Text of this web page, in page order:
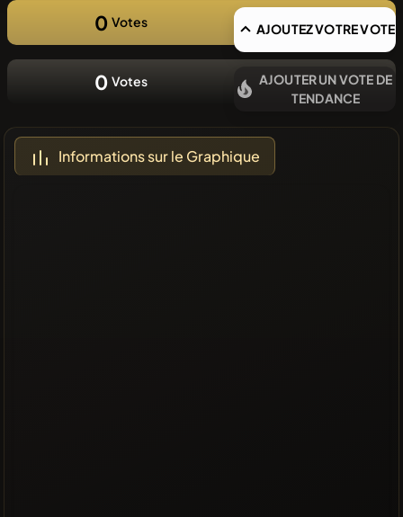
0 Votes AJOUTEZ VOTRE VOTE
0 Votes
AJOUTER UN VOTE DE
TENDANCE
Informations sur le Graphique